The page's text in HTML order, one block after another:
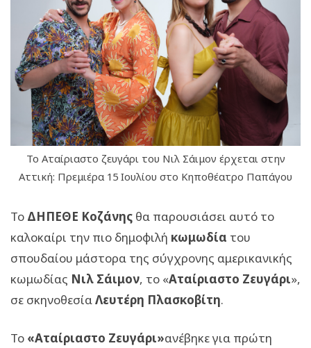
Το Αταίριαστο ζευγάρι του Νιλ Σάιμον έρχεται στην
Αττική: Πρεμιέρα 15 Ιουλίου στο Κηποθέατρο Παπάγου
Το ΔΗΠΕΘΕ Κοζάνης θα παρουσιάσει αυτό το
καλοκαίρι την πιο δημοφιλή κωμωδία του
σπουδαίου μάστορα της σύγχρονης αμερικανικής
κωμωδίας Νιλ Σάιμον, το «Αταίριαστο Ζευγάρι»,
σε σκηνοθεσία Λευτέρη Πλασκοβίτη.
Το «Αταίριαστο Ζευγάρι»ανέβηκε για πρώτη